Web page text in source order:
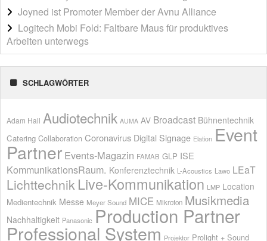
Joyned ist Promoter Member der Avnu Alliance
Logitech Mobi Fold: Faltbare Maus für produktives
Arbeiten unterwegs
SCHLAGWÖRTER
Adam Hall Audiotechnik AUMA AV Broadcast Bühnentechnik
Catering Collaboration Coronavirus Digital Signage Elation Event
Partner Events-Magazin FAMAB GLP ISE
KommunikationsRaum. Konferenztechnik L-Acoustics Lawo LEaT
Lichttechnik Live-Kommunikation LMP Location
Medientechnik Messe Meyer Sound MICE Mikrofon Musikmedia
Nachhaltigkeit Panasonic Production Partner
Professional System Projektor Prolight + Sound